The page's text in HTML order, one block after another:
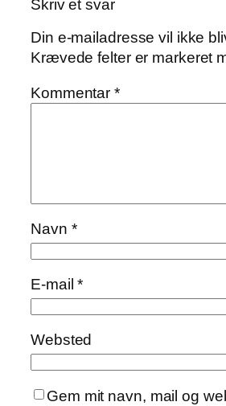
Skriv et svar
Din e-mailadresse vil ikke
Krævede felter er markeret
Kommentar*
Navn *
E-mail*
Websted
Gem mit navn, mail og